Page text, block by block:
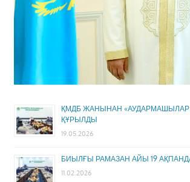
ҚМДБ ЖАНЫНАН «АУДАРМАШЫЛАР
ҚҰРЫЛДЫ
19.05.2026
БИЫЛҒЫ РАМАЗАН АЙЫ 19
11.02.2026